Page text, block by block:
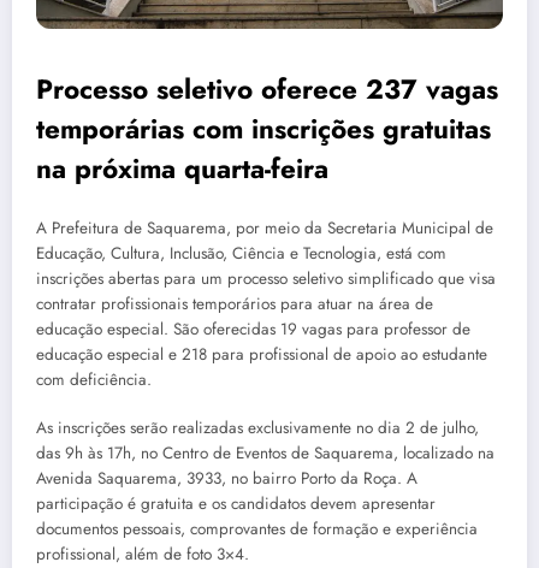
Processo seletivo oferece 237 vagas
temporárias com inscrições gratuitas
na próxima quarta-feira
A Prefeitura de Saquarema, por meio da Secretaria Municipal de
Educação, Cultura, Inclusão, Ciência e Tecnologia, está com
inscrições abertas para um processo seletivo simplificado que visa
contratar profissionais temporários para atuar na área de
educação especial. São oferecidas 19 vagas para professor de
educação especial e 218 para profissional de apoio ao estudante
com deficiência.
As inscrições serão realizadas exclusivamente no dia 2 de julho,
das 9h às 17h, no Centro de Eventos de Saquarema, localizado na
Avenida Saquarema, 3933, no bairro Porto da Roça. A
participação é gratuita e os candidatos devem apresentar
documentos pessoais, comprovantes de formação e experiência
profissional, além de foto 3×4.